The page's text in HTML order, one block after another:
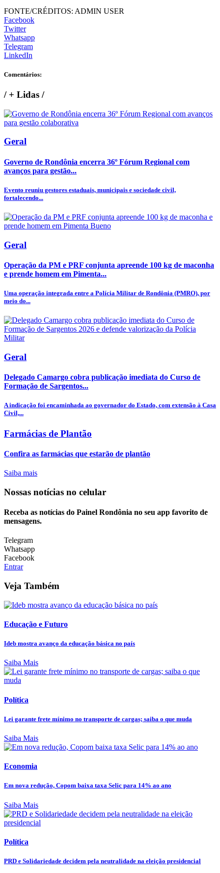
FONTE/CRÉDITOS: ADMIN USER
Facebook
Twitter
Whatsapp
Telegram
LinkedIn
Comentários:
/+ Lidas /
Geral
Governo de Rondônia encerra 36º Fórum Regional com
avanços para gestão...
Evento reuniu gestores estaduais, municipais e sociedade civil,
fortalecendo...
Geral
Operação da PM e PRF conjunta apreende 100 kg de maconha
e prende homem em Pimenta...
Uma operação integrada entre a Polícia Militar de Rondônia (PMRO), por
meio do...
Geral
Delegado Camargo cobra publicação imediata do Curso de
Formação de Sargentos...
A indicação foi encaminhada ao governador do Estado, com extensão à Casa
Civil,...
Farmácias de Plantão
Confira as farmácias que estarão de plantão
Saiba mais
Nossas notícias no celular
Receba as notícias do Painel Rondônia no seu app favorito de
mensagens.
Telegram
Whatsapp
Facebook
Entrar
Veja Também
Educação e Futuro
Ideb mostra avanço da educação básica no país
Saiba Mais
Política
Lei garante frete mínimo no transporte de cargas; saiba o que muda
Saiba Mais
Economia
Em nova redução, Copom baixa taxa Selic para 14% ao ano
Saiba Mais
Política
PRD e Solidariedade decidem pela neutralidade na eleição presidencial